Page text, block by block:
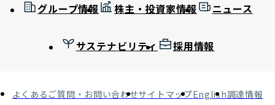
グループ情報 株主・投資家情報 ニュース
サステナビリティ 採用情報
よくあるご質問・お問い合わせサイトマップEnglish調達情報